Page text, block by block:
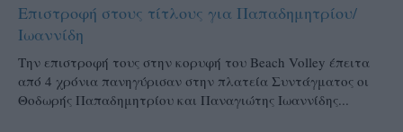
Επιστροφή στους τίτλους για Παπαδημητρίου/
Ιωαννίδη
Την επιστροφή τους στην κορυφή του Beach Volley έπειτα
από 4 χρόνια πανηγύρισαν στην πλατεία Συντάγματος οι
Θοδωρής Παπαδημητρίου και Παναγιώτης Ιωαννίδης...